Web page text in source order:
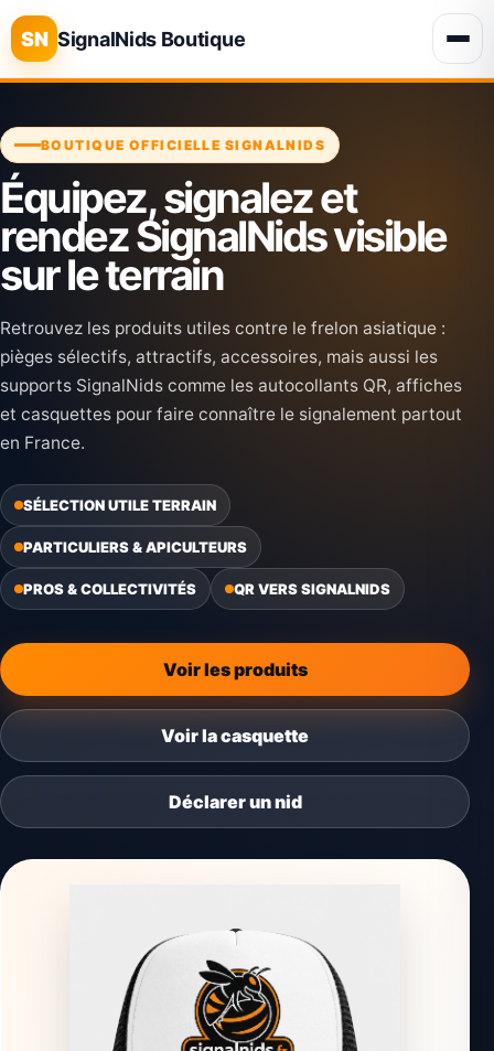
SN SignalNids Boutique
BOUTIQUE OFFICIELLE SIGNALNIDS
Équipez, signalez et
rendez SignalNids visible
sur le terrain
Retrouvez les produits utiles contre le frelon asiatique :
pièges sélectifs, attractifs, accessoires, mais aussi les
supports SignalNids comme les autocollants QR, affiches
et casquettes pour faire connaître le signalement partout
en France.
SÉLECTION UTILE TERRAIN
PARTICULIERS & APICULTEURS
PROS & COLLECTIVITÉS QR VERS SIGNALNIDS
Voir les produits
Voir la casquette
Déclarer un nid